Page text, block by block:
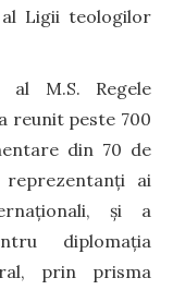
Ligii teologilor
al M.S. Regele
reunit peste 700
din 70 de
ai
și a
diplomația
prin prisma